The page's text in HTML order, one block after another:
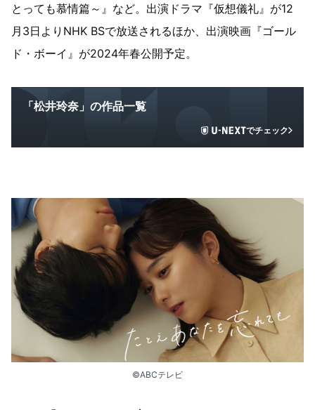
とっても慕情篇～』など。出演ドラマ『仮想儀礼』が12
月3日よりNHK BSで放送されるほか、出演映画『ゴール
ド・ボーイ』が2024年春公開予定。
「松井玲奈」の作品一覧
でチェック
©ABCテレビ